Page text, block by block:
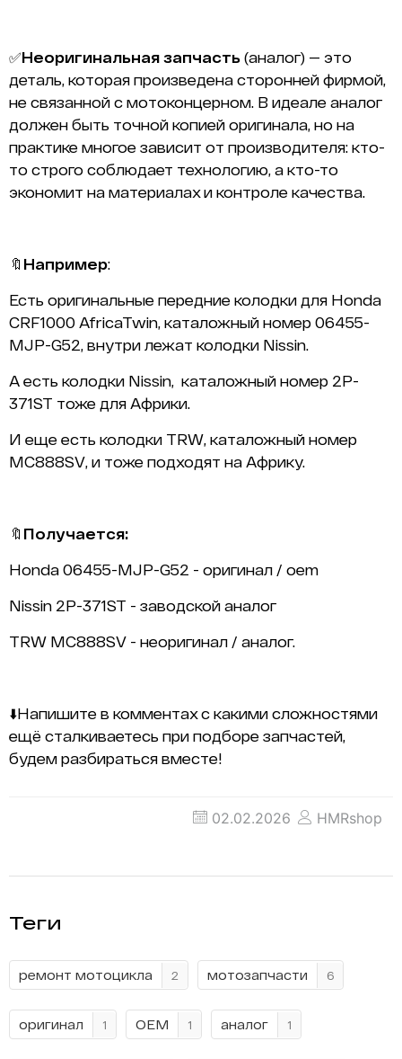
✅Неоригинальная запчасть (аналог) — это
деталь, которая произведена сторонней фирмой,
не связанной с мотоконцерном. В идеале аналог
должен быть точной копией оригинала, но на
практике многое зависит от производителя: кто-
то строго соблюдает технологию, а кто-то
экономит на материалах и контроле качества.
🔖 Например:
Есть оригинальные передние колодки для Honda
CRF1000 AfricaTwin, каталожный номер 06455-
MJP-G52, внутри лежат колодки Nissin.
А есть колодки Nissin, каталожный номер 2P-
371ST тоже для Африки.
И еще есть колодки TRW, каталожный номер
MC888SV, и тоже подходят на Африку.
🔖 Получается:
Honda 06455-MJP-G52 - оригинал / oem
Nissin 2P-371ST - заводской аналог
TRW MC888SV - неоригинал / аналог.
⬇️Напишите в комментах с какими сложностями
ещё сталкиваетесь при подборе запчастей,
будем разбираться вместе!
02.02.2026 HMRshop
Теги
ремонт мотоцикла 2 мотозапчасти 6
оригинал 1 OEM 1 аналог 1